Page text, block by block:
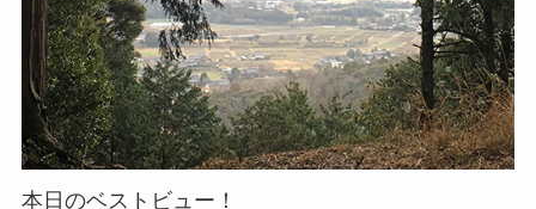
本日のベストビュー！